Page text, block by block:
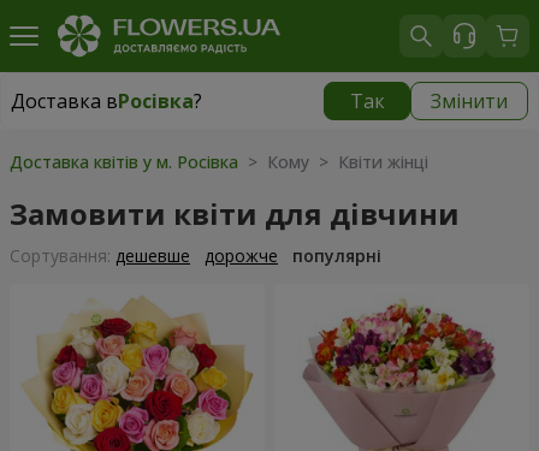
Доставка вРосівка? Так Змінити
Доставка вРосівка|
Доставка квітів у м. Росівка > Кому > Квіти жінці
Замовити квіти для дівчини
Сортування: дешевше дорожче популярні